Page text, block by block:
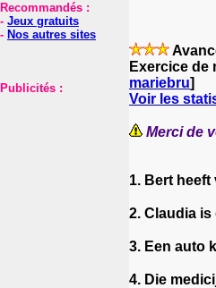
Recommandés :
- Jeux gratuits
- Nos autres sites
Publicités :
Exercice
mariebru]
Voir les
Merci de
1. Bert
2. Claudia
3. Een auto
4. Die